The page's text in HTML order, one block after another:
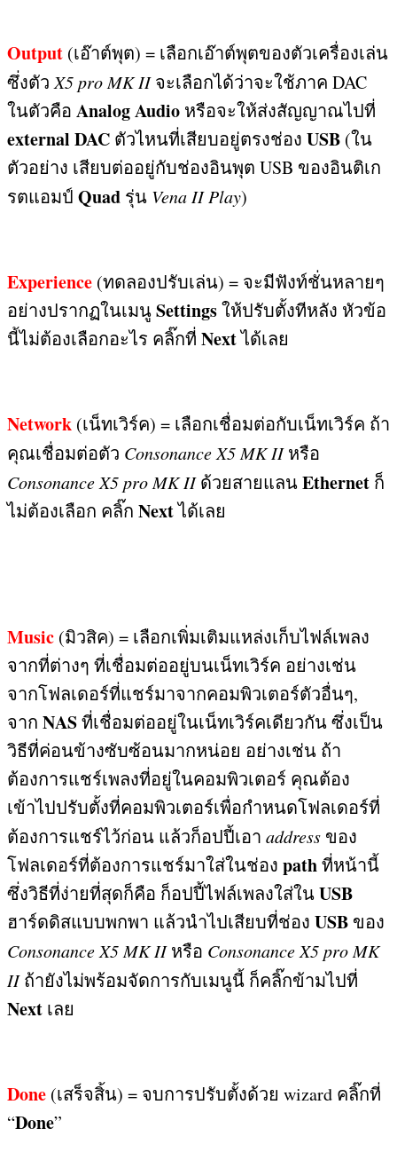
Output (เอ๊าต์พุต) = เลือกเอ๊าต์พุตของตัวเครื่องเล่น
ซึ่งตัวX5 pro MK II จะเลือกได้ว่าจะใช้ภาค DAC
ในตัวคือ Analog Audio หรือจะให้ส่งสัญญาณไปที่
external DAC ตัวไหนที่เสียบอยู่ตรงช่อง USB (ใน
ตัวอย่าง เสียบต่ออยู่กับช่องอินพุต USB ของอินติเก
รตแอมป์ Quad รุ่น Vena II Play)
Experience (ทดลองปรับเล่น) = จะมีฟังท์ชั่นหลายๆ
อย่างปรากฏในเมนูSettingsให้ปรับตั้งทีหลัง หัวข้อ
นี้ไม่ต้องเลือกอะไร คลิ๊กที่ Nextได้เลย
Network (เน็ทเวิร์ค) = เลือกเชื่อมต่อกับเน็ทเวิร์ค ถ้า
คุณเชื่อมต่อตัว Consonance X5 MK II หรือ
Consonance X5 pro MK II ด้วยสายแลนEthernet ก็
ไม่ต้องเลือก คลิ๊ก Nextได้เลย
Music (มิวสิค) = เลือกเพิ่มเติมแหล่งเก็บไฟล์เพลง
จากที่ต่างๆ ที่เชื่อมต่ออยู่บนเน็ทเวิร์ค อย่างเช่น
จากโฟลเดอร์ที่แชร์มาจากคอมพิวเตอร์ตัวอื่นๆ,
จาก NASที่เชื่อมต่ออยู่ในเน็ทเวิร์คเดียวกัน ซึ่งเป็น
วิธีที่ค่อนข้างซับซ้อนมากหน่อย อย่างเช่น ถ้า
ต้องการแชร์เพลงที่อยู่ในคอมพิวเตอร์ คุณต้อง
เข้าไปปรับตั้งที่คอมพิวเตอร์เพื่อกำหนดโฟลเดอร์ที่
ต้องการแชร์ไว้ก่อน แล้วก็อปปี้เอา address ของ
โฟลเดอร์ที่ต้องการแชร์มาใส่ในช่อง pathที่หน้านี้
ซึ่งวิธีที่ง่ายที่สุดก็คือ ก็อปปี้ไฟล์เพลงใส่ในUSB
ฮาร์ดดิสแบบพกพา แล้วนำไปเสียบที่ช่อง USB ของ
Consonance X5 MK II หรือ Consonance X5 pro MK
II ถ้ายังไม่พร้อมจัดการกับเมนูนี้ ก็คลิ๊กข้ามไปที่
Next เลย
Done (เสร็จสิ้น) = จบการปรับตั้งด้วย wizard คลิ๊กที่
“Done”